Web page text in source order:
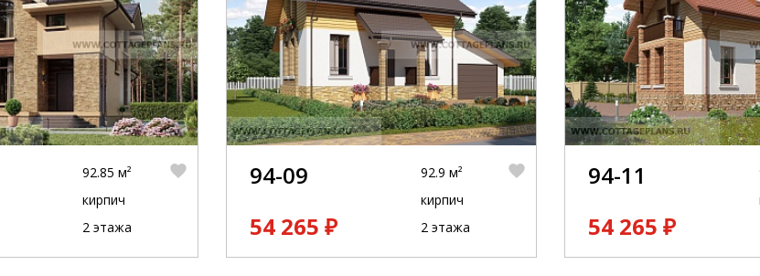
92.85 м²
кирпич
2 этажа
94-09
54 265 ₽
92.9 м²
кирпич
2 этажа
94-11
54 265 ₽